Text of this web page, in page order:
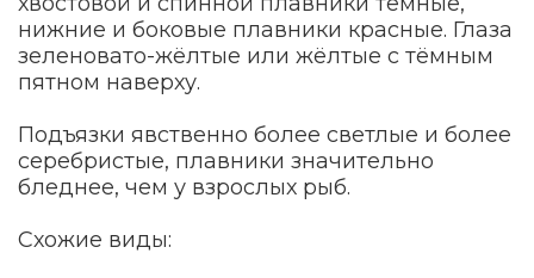
нижние и боковые плавники красные. Глаза
зеленовато-жёлтые или жёлтые с тёмным
пятном наверху.
Подъязки явственно более светлые и более
серебристые, плавники значительно
бледнее, чем у взрослых рыб.
Схожие виды: